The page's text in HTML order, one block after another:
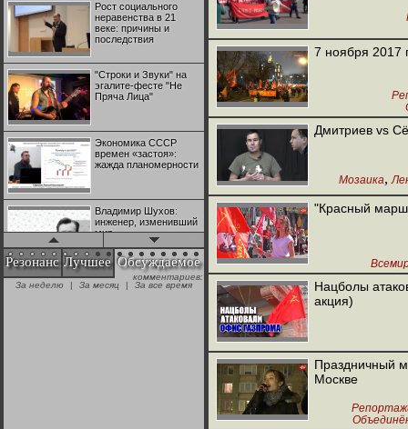
Рост социального
неравенства в 21
веке: причины и
последствия
"Строки и Звуки" на
эгалите-фесте "Не
Пряча Лица"
Экономика СССР
времен «застоя»:
жажда планомерности
Владимир Шухов:
инженер, изменивший
мир
"Аркадий Коц" на
эгалите-фесте "Не
Резонанс Лучшее Обсуждаемое
комментариев:
За неделю
| За месяц | За все время
7 ноября 2017
Другая
Дмитриев vs
Мозаика,
"Красный
Нацболы
акция)
Праздничный
Москве